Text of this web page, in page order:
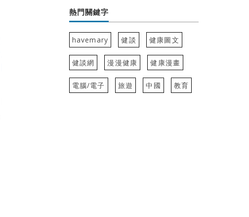
熱門關鍵字
havemary 健談 健康圖文
健談網 漫漫健康 健康漫畫
電腦/電子 旅遊 中國 教育